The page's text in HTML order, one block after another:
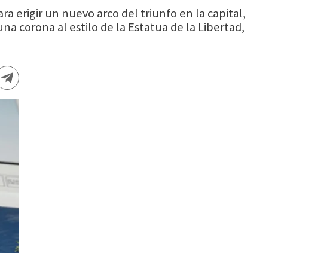
erigir un nuevo arco del triunfo en la capital,
corona al estilo de la Estatua de la Libertad,